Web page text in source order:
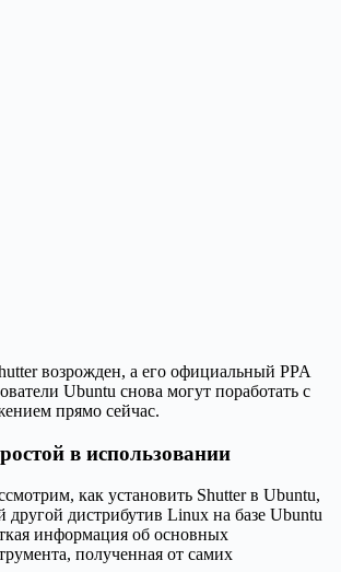
возрожден, а его официальный PPA
Ubuntu снова могут поработать с
прямо сейчас.
в использовании
как установить Shutter в Ubuntu,
дистрибутив Linux на базе Ubuntu
информация об основных
полученная от самих